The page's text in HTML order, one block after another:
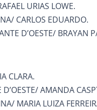
URIAS LOWE.
CARLOS EDUARDO.
D’OESTE/ BRAYAN
CLARA.
AMANDA
MARIA LUIZA